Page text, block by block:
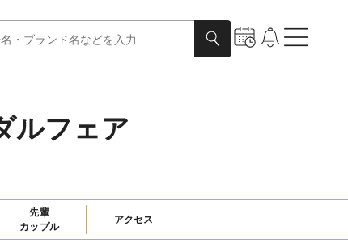
ルフェア
先輩
カップル
アクセス